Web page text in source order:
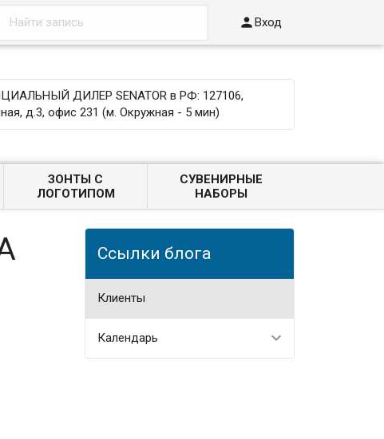
Вход
ДИЛЕР SENATOR в РФ: 127106,
д.3, офис 231 (м. Окружная - 5 мин)
ЗОНТЫ С
ЛОГОТИПОМ
СУВЕНИРНЫЕ
НАБОРЫ
Ссылки блога
Клиенты
Календарь